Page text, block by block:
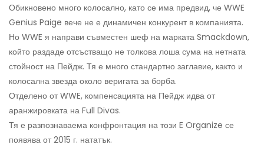
Обикновено много колосално, като се има предвид, че WWE
Genius Paige вече не е динамичен конкурент в компанията.
Но WWE я направи съвместен шеф на марката Smackdown,
който раздаде отсъстващо не толкова лоша сума на нетната
стойност на Пейдж. Тя е много стандартно заглавие, както и
колосална звезда около веригата за борба.
Отделено от WWE, компенсацията на Пейдж идва от
аранжировката на Full Divas.
Тя е разпознаваема конфронтация на този E Organize се
появява от 2015 г. нататък.